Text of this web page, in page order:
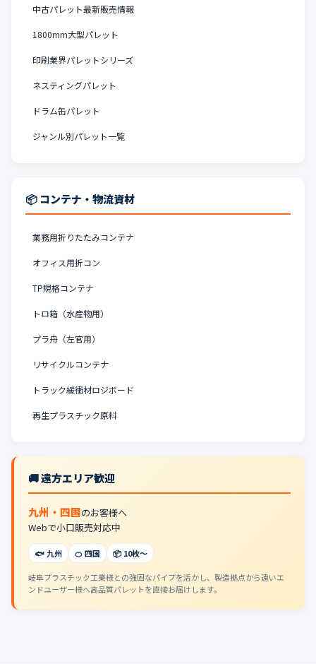
中古パレット最新販売情報
1800mm大型パレット
印刷業界パレットシリーズ
ネスティングパレット
ドラム缶パレット
ジャンル別パレット一覧
📦 コンテナ・物流資材
業務用折りたたみコンテナ
オフィス用折コン
TP規格コンテナ
トロ箱（水産物用）
プラ舟（左官用）
リサイクルコンテナ
トラック緩衝材ロジボード
再生プラスチック原料
🚚 遠方エリア歓迎
九州・四国のお客様へ
Webで小口販売対応中
🐟 九州 🍊 四国 📦 10枚〜
岐阜プラスチック工業様との強固なパイプを活かし、製造拠点から遠いエ
ンドユーザー様へ高品質パレットを直接お届けします。